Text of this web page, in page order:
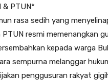
& PTUN*
rasa sedih yang
PTUN resmi memenangkan
kepada warga
sempurna melanggar
penggusuran rakyat